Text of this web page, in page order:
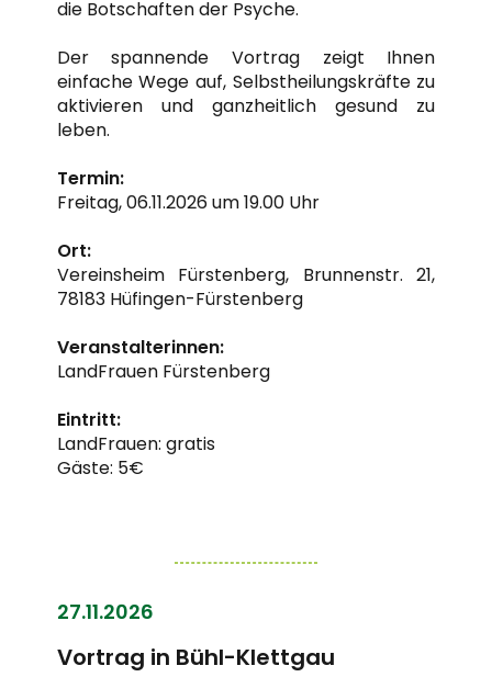
die Botschaften der Psyche.
Der spannende Vortrag zeigt Ihnen
einfache Wege auf, Selbstheilungskräfte zu
aktivieren und ganzheitlich gesund zu
leben.
Termin:
Freitag, 06.11.2026 um 19.00 Uhr
Ort:
Vereinsheim Fürstenberg, Brunnenstr. 21,
78183 Hüfingen-Fürstenberg
Veranstalterinnen:
LandFrauen Fürstenberg
Eintritt:
LandFrauen: gratis
Gäste: 5€
27.11.2026
Vortrag in Bühl-Klettgau